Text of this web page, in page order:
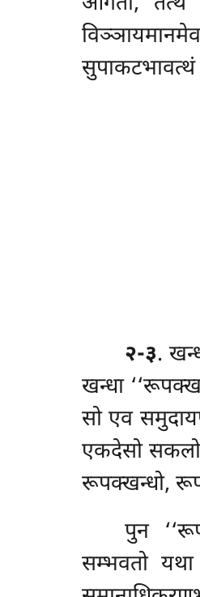
सुपाकटभावत्थं
२-३.
खन्धा
सो एव
एकदेसो सकलो
रूपक्खन्धो,
पुन
सम्भवतो